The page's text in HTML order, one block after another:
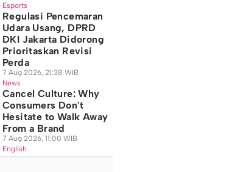
Esports
Regulasi Pencemaran
Udara Usang, DPRD
DKI Jakarta Didorong
Prioritaskan Revisi
Perda
7 Aug 2026, 21:38 WIB
News
Cancel Culture: Why
Consumers Don't
Hesitate to Walk Away
From a Brand
7 Aug 2026, 11:00 WIB
English